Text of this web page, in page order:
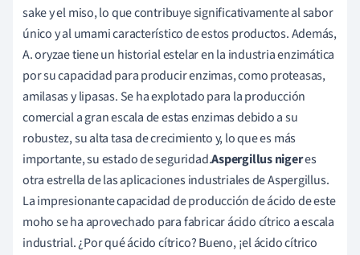
sake y el miso, lo que contribuye significativamente al sabor
único y al umami característico de estos productos. Además,
A. oryzae tiene un historial estelar en la industria enzimática
por su capacidad para producir enzimas, como proteasas,
amilasas y lipasas. Se ha explotado para la producción
comercial a gran escala de estas enzimas debido a su
robustez, su alta tasa de crecimiento y, lo que es más
importante, su estado de seguridad.Aspergillus nigeres
otra estrella de las aplicaciones industriales de Aspergillus.
La impresionante capacidad de producción de ácido de este
moho se ha aprovechado para fabricar ácido cítrico a escala
industrial. ¿Por qué ácido cítrico? Bueno, ¡el ácido cítrico